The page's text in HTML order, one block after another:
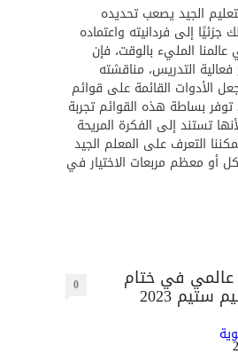
الجيد يصعب تحديده
جزئيًا إلى فردانيته واعتماده
المليء بالوقت، فإن
التدريس، مناقشته
الأدوات القائمة على قوائم
توفر بساطة هذه القوائم تجربة
تستند إلى الفكرة المريحة
التعرف على المعلم الجيد
أو معظم مربعات الاختيار في
في ختام
2023
0